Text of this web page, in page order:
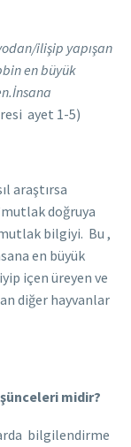
ilişip yapışan
en büyük
ayet 1-5)
araştırsa
doğruya
bilgiyi. Bu ,
en büyük
içen üreyen ve
diğer hayvanlar
midir?
bilgilendirme